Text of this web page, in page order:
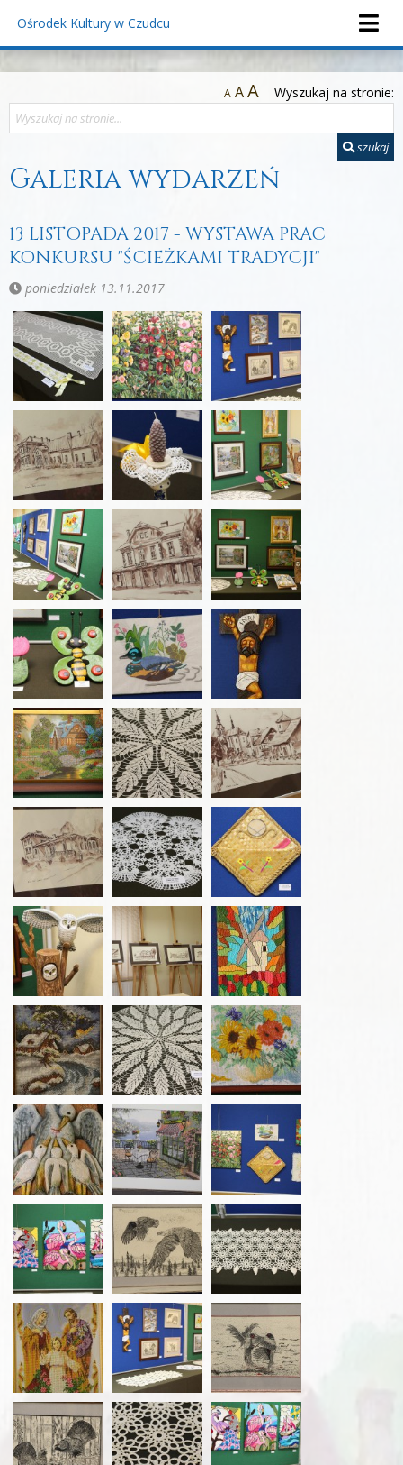
Ośrodek Kultury w Czudcu
A AA Wyszukaj na stronie:
szukaj
Galeria wydarzeń
13 LISTOPADA 2017 - WYSTAWA PRAC
KONKURSU "ŚCIEŻKAMI TRADYCJI"
poniedziałek 13.11.2017